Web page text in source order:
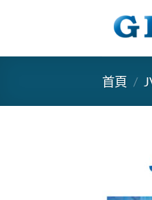
容
首頁 /